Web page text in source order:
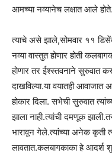
आमच्या नव्यानेच लक्षात आले होते.
त्याचे असे झाले,सोमवार ११
नव्या वास्तुत होणार होती
होणार तर ईश्स्तवनाने सुरुवात
दाखविल्या.या वयातही
होकार दिला. सभेची सुरुवात
झाला नाही.त्यांची दमणूक
भारावून गेले.त्यांच्या अनेक कृती
लावतात.कलबागकाका हे आदर्श